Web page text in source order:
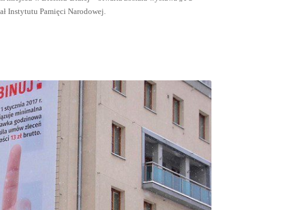
Instytutu Pamięci Narodowej.